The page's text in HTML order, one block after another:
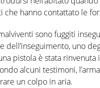
che hanno contattato le
sono fuggiti
dell’inseguimento, uno
pistola è stata rinvenuta
alcuni testimoni,
un colpo in aria.